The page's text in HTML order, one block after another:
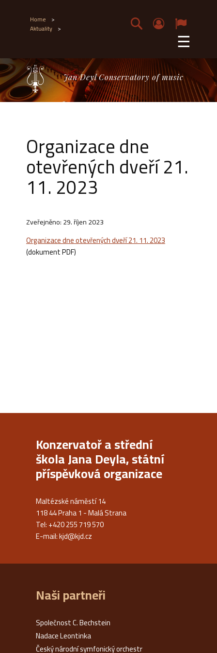
Home >
Aktuality > ☰
Jan Deyl Conservatory of music
Organizace dne
otevřených dveří 21.
11. 2023
Zveřejněno: 29. říjen 2023
Organizace dne otevřených dveří 21. 11. 2023
(dokument PDF)
Konzervatoř a střední
škola Jana Deyla, státní
příspěvková organizace
Maltézské náměstí 14
118 44 Praha 1 - Malá Strana
Tel: +420 255 719 570
E-mail:kjd@kjd.cz
Naši partneři
Společnost C. Bechstein
Nadace Leontinka
Český národní symfonický orchestr